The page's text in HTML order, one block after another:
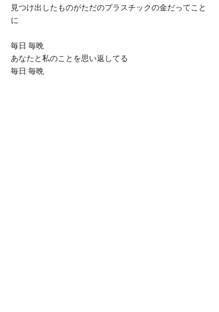
見つけ出したものがただのプラスチックの金だってこと
に
毎日 毎晩
あなたと私のことを思い返してる
毎日 毎晩